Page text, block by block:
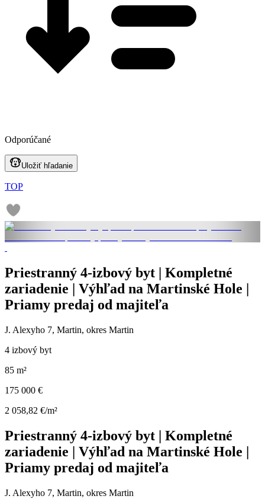
Odporúčané
Uložiť hľadanie
TOP
Priestranný 4-izbový byt | Kompletné
zariadenie | Výhľad na Martinské Hole |
Priamy predaj od majiteľa
J. Alexyho 7, Martin, okres Martin
4 izbový byt
85 m²
175 000 €
2 058,82 €/m²
Priestranný 4-izbový byt | Kompletné
zariadenie | Výhľad na Martinské Hole |
Priamy predaj od majiteľa
J. Alexyho 7, Martin, okres Martin